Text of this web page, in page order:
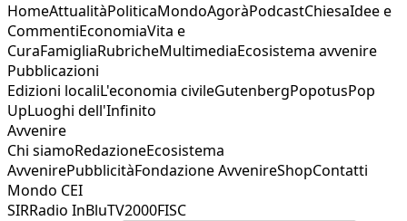
HomeAttualitàPoliticaMondoAgoràPodcastChiesaIdee e
CommentiEconomiaVita e
CuraFamigliaRubricheMultimediaEcosistema avvenire
Pubblicazioni
Edizioni localiL'economia civileGutenbergPopotusPop
UpLuoghi dell'Infinito
Avvenire
Chi siamoRedazioneEcosistema
AvvenirePubblicitàFondazione AvvenireShopContatti
Mondo CEI
SIRRadio InBluTV2000FISC